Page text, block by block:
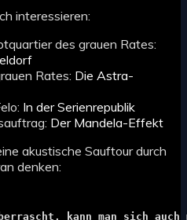
interessieren:
des grauen Rates:
Rates: Die Astra-
In der Serienrepublik
Der Mandela-Effekt
akustische Sauftour durch
denken:
kann man sich